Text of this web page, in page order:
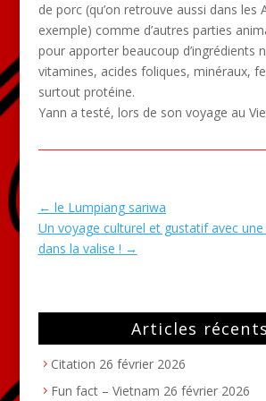
de porc (qu’on retrouve aussi dans les
exemple) comme d’autres parties
pour apporter beaucoup d’ingrédients
vitamines, acides foliques, minéraux,
surtout protéine.
Yann a testé, lors de son voyage au
← le Lumpiang sariwa
Un voyage culturel et gustatif avec
dans la valise ! →
Articles récents
Citation 26 février 2026
Fun fact – Vietnam 26 février 2026